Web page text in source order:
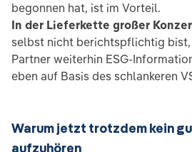
begonnen hat, ist im Vorteil.
In der Lieferkette großer
selbst nicht berichtspflichtig bist,
Partner weiterhin ESG-
eben auf Basis des schlankeren
Warum jetzt trotzdem kein
aufzuhören